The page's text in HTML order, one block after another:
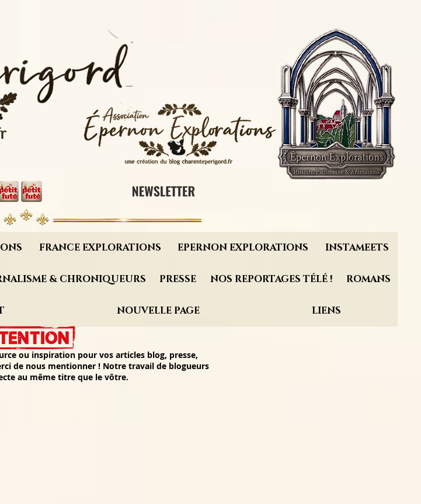
FRANCE EXPLORATIONS EPERNON EXPLORATIONS INSTAMEETS
& CHRONIQUEURS PRESSE NOS REPORTAGES TÉLÉ ! ROMANS
NOUVELLE PAGE LIENS
ou inspiration pour vos articles blog, presse,
de nous mentionner ! Notre travail de blogueurs
au même titre que le vôtre.